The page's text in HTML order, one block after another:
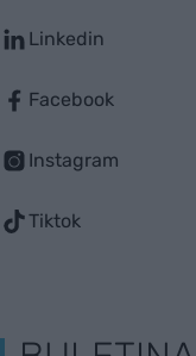
Linkedin
Facebook
Instagram
Tiktok